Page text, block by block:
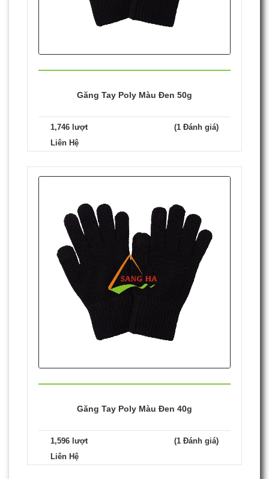
Găng Tay Poly Màu Đen 50g
1,746 lượt
(1 Đánh giá)
Liên Hệ
Găng Tay Poly Màu Đen 40g
1,596 lượt
(1 Đánh giá)
Liên Hệ